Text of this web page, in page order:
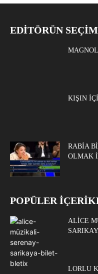
EDITÖRÜN
KIŞIN
RABIA
OLMAK
POPÜLER
ALICE
LORLU